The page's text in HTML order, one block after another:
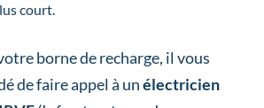
court.
borne de recharge, il vous
de faire appel à unélectricien